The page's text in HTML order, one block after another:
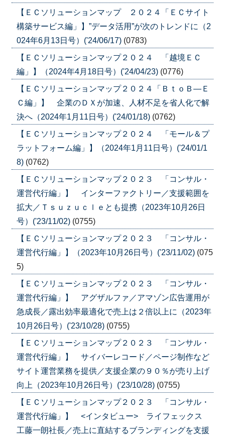
【ＥＣソリューションマップ ２０２４「ＥＣサイト
構築サービス編」】”データ活用”が次のトレンドに（2
024年6月13日号）('24/06/17) (0783)
【ＥＣソリューションマップ２０２４ 「越境ＥＣ
編」】（2024年4月18日号）('24/04/23) (0776)
【ＥＣソリューションマップ２０２４「ＢｔｏＢ―Ｅ
Ｃ編」】 企業のＤＸが加速、人材不足を省人化で解
決へ（2024年1月11日号）('24/01/18) (0762)
【ＥＣソリューションマップ２０２４ 「モール＆プ
ラットフォーム編」】（2024年1月11日号）('24/01/1
8) (0762)
【ＥＣソリューションマップ２０２３ 「コンサル・
運営代行編」】 インターファクトリー／支援範囲を
拡大／Ｔｓｕｚｕｃｌｅとも提携（2023年10月26日
号）('23/11/02) (0755)
【ＥＣソリューションマップ２０２３ 「コンサル・
運営代行編」】（2023年10月26日号）('23/11/02) (075
5)
【ＥＣソリューションマップ２０２３ 「コンサル・
運営代行編」】 アグザルファ／アマゾン広告運用が
急成長／露出効率最適化で売上は２倍以上に（2023年
10月26日号）('23/10/28) (0755)
【ＥＣソリューションマップ２０２３ 「コンサル・
運営代行編」】 サイバーレコード／ページ制作など
サイト運営業務を提供／支援企業の９０％が売り上げ
向上（2023年10月26日号）('23/10/28) (0755)
【ＥＣソリューションマップ２０２３ 「コンサル・
運営代行編」】 <インタビュー> ライフェックス
工藤一朗社長／売上に直結するブランディングを支援